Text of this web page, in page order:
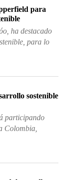
para
ha destacado
para lo
sostenible
participando
Colombia,